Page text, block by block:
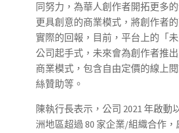
同努力，為華人創作者開拓更多的
更具創意的商業模式，將創作者
實際的回報，目前，平台上的「
公司起手式，未來會為創作者推
商業模式，包含自由定價的線上
絲贊助等。
陳執行長表示，公司 2021 年啟動
洲地區超過 80 家企業/組織合作，